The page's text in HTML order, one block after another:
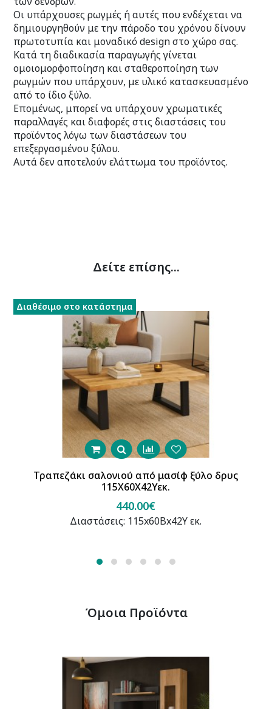
Οι υπάρχουσες ρωγμές ή αυτές που ενδέχεται να
δημιουργηθούν με την πάροδο του χρόνου δίνουν
πρωτοτυπία και μοναδικό design στο χώρο σας.
Κατά τη διαδικασία παραγωγής γίνεται
ομοιομορφοποίηση και σταθεροποίηση των
ρωγμών που υπάρχουν, με υλικό κατασκευασμένο
από το ίδιο ξύλο.
Επομένως, μπορεί να υπάρχουν χρωματικές
παραλλαγές και διαφορές στις διαστάσεις του
προϊόντος λόγω των διαστάσεων του
επεξεργασμένου ξύλου.
Αυτά δεν αποτελούν ελάττωμα του προϊόντος.
Δείτε επίσης...
Διαθέσιμο στο κατάστημα
Τραπεζάκι σαλονιού από μασίφ ξύλο δρυς
115Χ60Χ42Υεκ.
440.00€
Διαστάσεις: 115x60Βx42Υ εκ.
Όμοια Προϊόντα